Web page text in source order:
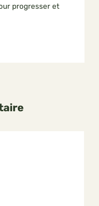
progresser et